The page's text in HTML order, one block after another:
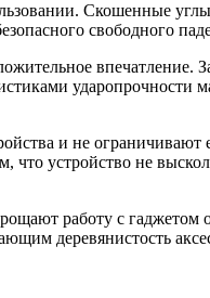
Скошенные
свободного
впечатление.
ударопрочности
и не
что устройство не
работу с
деревянистость